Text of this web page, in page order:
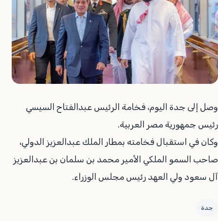
وصل إلى جدة اليوم، فخامة الرئيس عبدالفتاح السيسي
رئيس جمهورية مصر العربية.
وكان في استقبال فخامته بمطار الملك عبدالعزيز الدولي،
صاحب السمو الملكي الأمير محمد بن سلمان بن عبدالعزيز
آل سعود ولي العهد رئيس مجلس الوزراء.
جدة